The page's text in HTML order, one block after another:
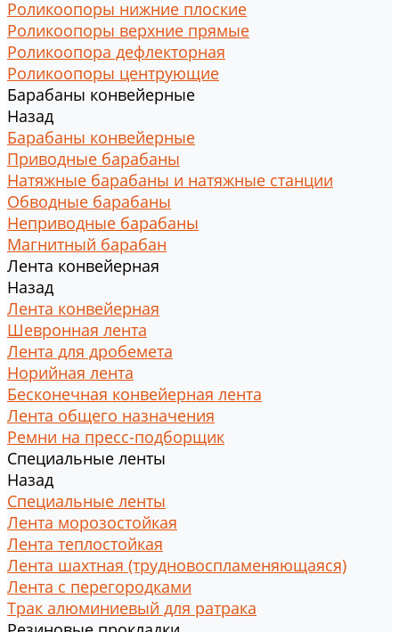
Роликоопоры нижние плоские
Роликоопоры верхние прямые
Роликоопора дефлекторная
Роликоопоры центрующие
Барабаны конвейерные
Назад
Барабаны конвейерные
Приводные барабаны
Натяжные барабаны и натяжные станции
Обводные барабаны
Неприводные барабаны
Магнитный барабан
Лента конвейерная
Назад
Лента конвейерная
Шевронная лента
Лента для дробемета
Норийная лента
Бесконечная конвейерная лента
Лента общего назначения
Ремни на пресс-подборщик
Специальные ленты
Назад
Специальные ленты
Лента морозостойкая
Лента теплостойкая
Лента шахтная (трудновоспламеняющаяся)
Лента с перегородками
Трак алюминиевый для ратрака